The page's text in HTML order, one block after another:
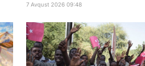
7 Avqust 2026 09:48